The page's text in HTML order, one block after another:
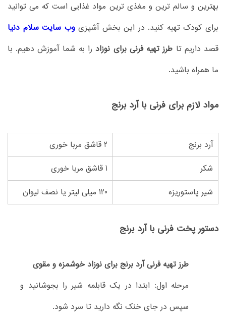
بهترین و سالم ترین و مغذی ترین مواد غذایی است که می توانید
برای کودک تهیه کنید. در این بخش آشپزیوب سایت سلام دنیا
قصد داریم تا طرز تهیه فرنی برای نوزادرا به شما آموزش دهیم. با
ما همراه باشید.
مواد لازم برای فرنی با آرد برنج
آرد برنج
2 قاشق مربا خوری
شکر
1 قاشق مربا خوری
شیر پاستوریزه
120 میلی لیتر یا نصف لیوان
دستور پخت فرنی با آرد برنج
طرز تهیه فرنی آرد برنج برای نوزاد خوشمزه و مقوی
مرحله اول: ابتدا در یک قابلمه شیر را بجوشانید و
سپس در جای خنک نگه دارید تا سرد شود.